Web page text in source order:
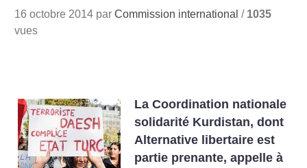
16 octobre 2014 parCommission international / 1035
vues
La Coordination nationale
solidarité Kurdistan, dont
Alternative libertaire est
partie prenante, appelle à